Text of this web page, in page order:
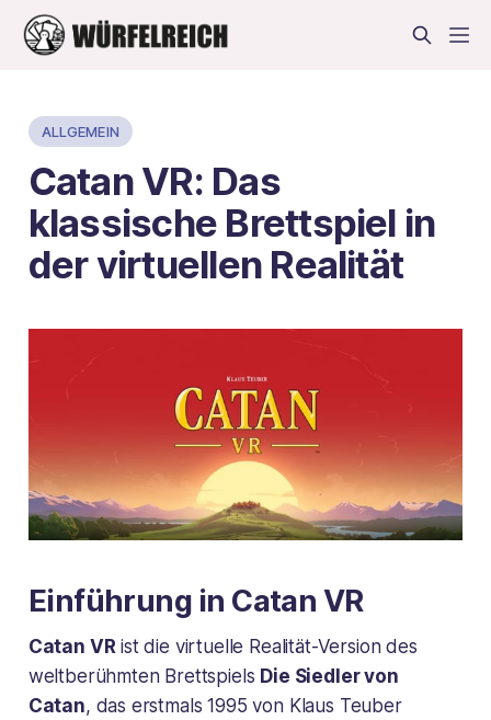
ALLGEMEIN
Catan VR: Das
klassische Brettspiel in
der virtuellen Realität
Einführung in Catan VR
Catan VRist die virtuelle Realität-Version des
weltberühmten Brettspiels Die Siedler von
Catan, das erstmals 1995 von Klaus Teuber